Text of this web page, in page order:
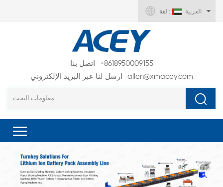
لغة : العربية
اتصل بنا
+8618950009155
ارسل لنا عبر البريد الإلكتروني
allen@xmacey.com